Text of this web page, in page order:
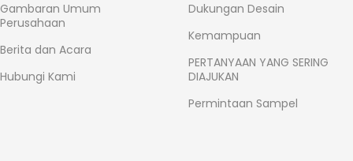
Gambaran Umum
Perusahaan
Berita dan Acara
Hubungi Kami
Dukungan Desain
Kemampuan
PERTANYAAN YANG SERING
DIAJUKAN
Permintaan Sampel